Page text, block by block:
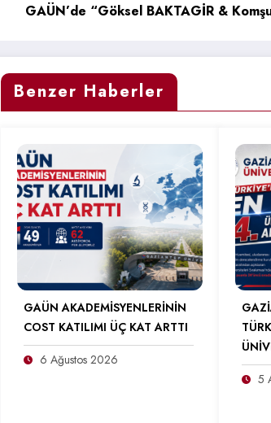
GAÜN’de “Göksel BAKTAGİR &
Benzer Haberler
GAÜN AKADEMİSYENLERİNİN
COST KATILIMI ÜÇ KAT ARTTI
6 Ağustos 2026
5